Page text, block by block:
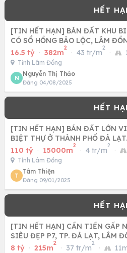
[TIN HẾT HẠN] BÁN ĐẤT KHU
CÓ SỔ HỒNG BẢO LỘC, LÂM
16.5 tỷ · 382m
2
· 43 tr/m
2
·
Tỉnh Lâm Đồng
N
Nguyễn Thị Thảo
Đăng 04/08/2025
[TIN HẾT HẠN] BÁN ĐẤT LỚN
BIỆT THỰ Ở THÀNH PHỐ ĐÀ LẠT.
110 tỷ · 15000m
2
· 4 tr/m
2
·
Tỉnh Lâm Đồng
T
Tâm Thiện
Đăng 09/01/2025
[TIN HẾT HẠN] CẦN TIỀN GẤP
SIÊU ĐẸP P7, TP. ĐÀ LẠT, LÂM
8 tỷ · 215m
2
· 37 tr/m
2
·